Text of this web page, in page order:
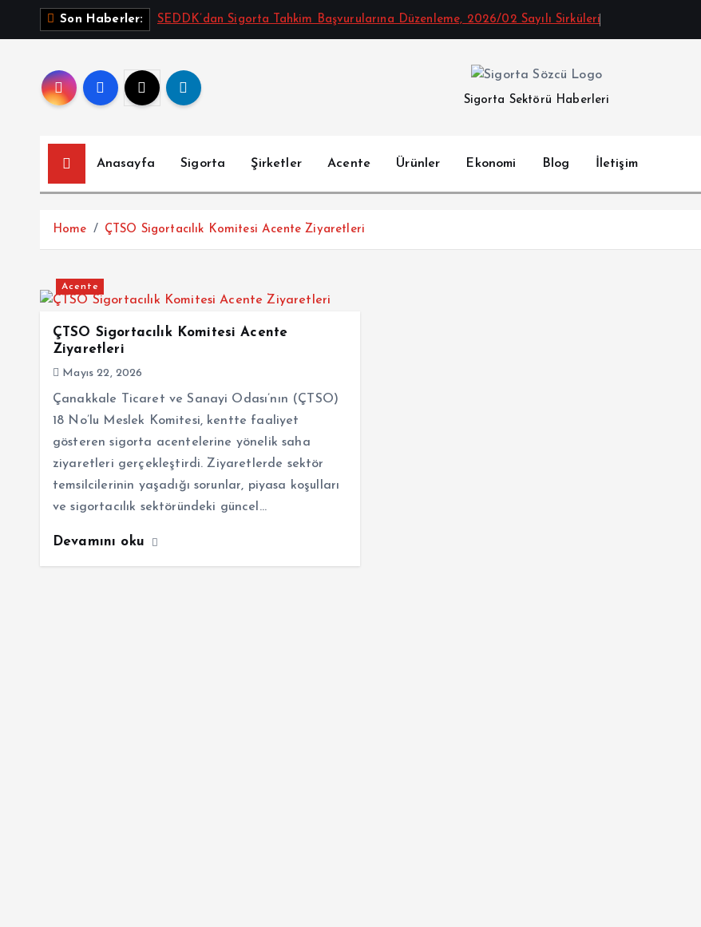
Son Haberler: SEDDK’dan Sigorta Tahkim Başvurularına Düzenleme, 2026/02 Sayılı Sirküleri
Sigorta Sektörü Haberleri
Anasayfa Sigorta Şirketler Acente Ürünler Ekonomi Blog İletişim
Home ÇTSO Sigortacılık Komitesi Acente Ziyaretleri
Acente
ÇTSO Sigortacılık Komitesi Acente
Ziyaretleri
Mayıs 22, 2026
Çanakkale Ticaret ve Sanayi Odası’nın (ÇTSO)
18 No’lu Meslek Komitesi, kentte faaliyet
gösteren sigorta acentelerine yönelik saha
ziyaretleri gerçekleştirdi. Ziyaretlerde sektör
temsilcilerinin yaşadığı sorunlar, piyasa koşulları
ve sigortacılık sektöründeki güncel…
Devamını oku